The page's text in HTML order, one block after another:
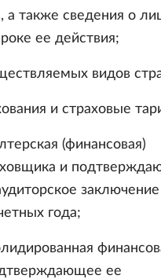
а также сведения о
ее действия;
видов
и страховые
(финансовая)
и
заключение
года;
ее